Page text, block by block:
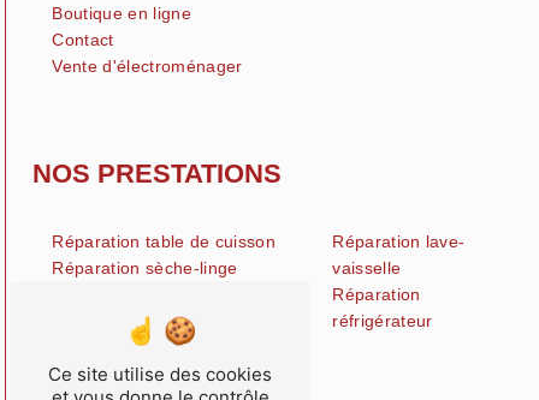
Boutique en ligne
Contact
Vente d'électroménager
NOS PRESTATIONS
Réparation table de cuisson
Réparation sèche-linge
électroménager
Réparation machine à laver
Dépannage petit
Réparation lave-
vaisselle
Réparation
réfrigérateur
Ce site utilise des cookies